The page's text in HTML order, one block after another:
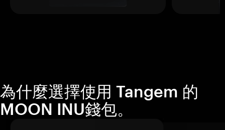
為什麼選擇使用 Tangem 的
MOON INU錢包。